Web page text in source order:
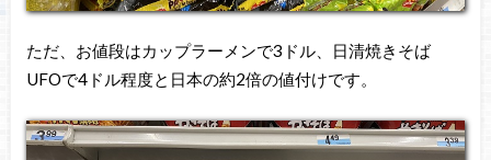
ただ、お値段はカップラーメンで3ドル、日清焼きそば
UFOで4ドル程度と日本の約2倍の値付けです。